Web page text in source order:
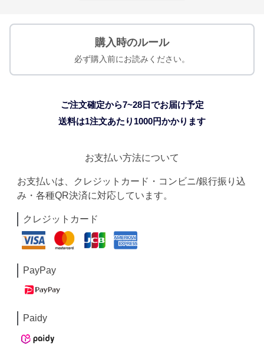
購入時のルール
必ず購入前にお読みください。
ご注文確定から7~28日でお届け予定
送料は1注文あたり 1000円かかります
お支払い方法について
お支払いは、クレジットカード・コンビニ/銀行振り込
み・各種QR決済に対応しています。
クレジットカード
PayPay
Paidy